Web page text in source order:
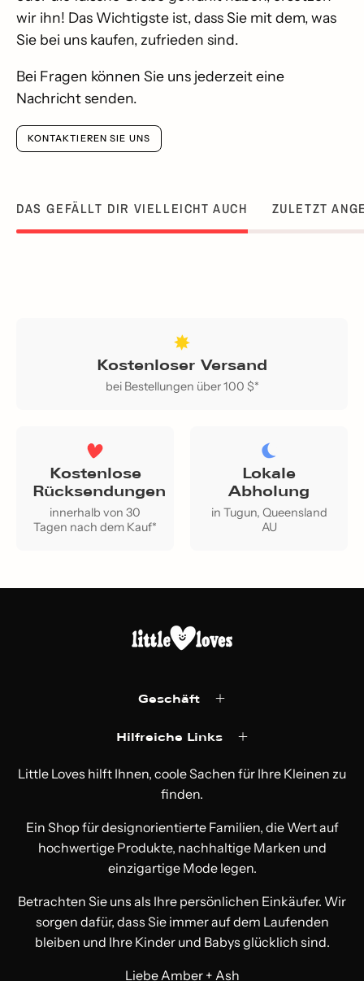
wir ihn! Das Wichtigste ist, dass Sie mit dem, was
Sie bei uns kaufen, zufrieden sind.
Bei Fragen können Sie uns jederzeit eine
Nachricht senden.
KONTAKTIEREN SIE UNS
DAS GEFÄLLT DIR VIELLEICHT AUCH ZULETZT
Kostenloser Versand
bei Bestellungen über 100 $*
Kostenlose
Rücksendungen
innerhalb von 30
Tagen nach dem Kauf*
Lokale
Abholung
in Tugun, Queensland
AU
Geschäft
Hilfreiche Links
Little Loves hilft Ihnen, coole Sachen für Ihre Kleinen zu
finden.
Ein Shop für designorientierte Familien, die Wert auf
hochwertige Produkte, nachhaltige Marken und
einzigartige Mode legen.
Betrachten Sie uns als Ihre persönlichen Einkäufer. Wir
sorgen dafür, dass Sie immer auf dem Laufenden
bleiben und Ihre Kinder und Babys glücklich sind.
Liebe Amber + Ash